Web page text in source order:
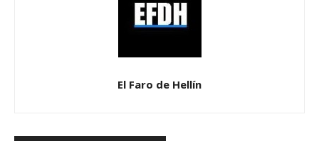
El Faro de Hellín